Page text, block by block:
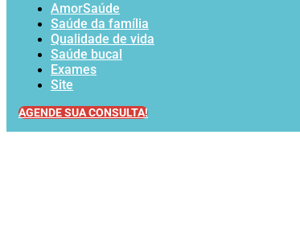
AmorSaúde
Saúde da família
Qualidade de vida
Saúde bucal
Exames
Site
AGENDE SUA CONSULTA!